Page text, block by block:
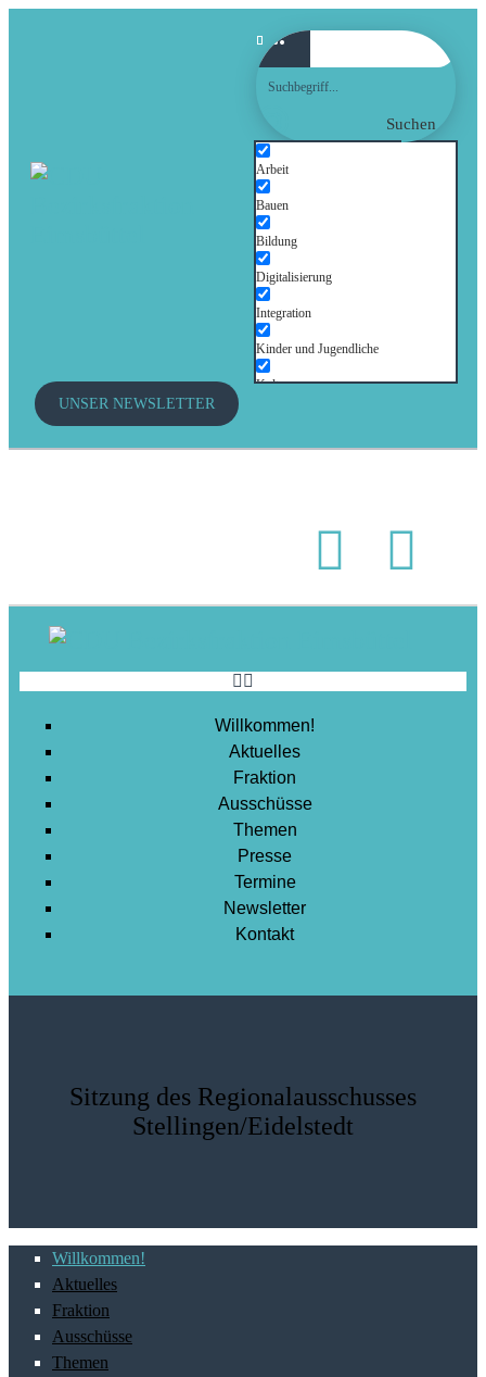
Suchen
Arbeit
Bauen
Bildung
Digitalisierung
Integration
Kinder und Jugendliche
Kultur
Stadtentwicklung
Wohnen
UNSER NEWSLETTER
Willkommen!
Aktuelles
Fraktion
Ausschüsse
Themen
Presse
Termine
Newsletter
Kontakt
Sitzung des Regionalausschusses
Stellingen/Eidelstedt
Willkommen!
Aktuelles
Fraktion
Ausschüsse
Themen